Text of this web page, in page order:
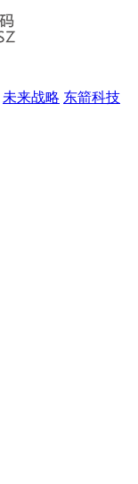
未来战略 东箭科技